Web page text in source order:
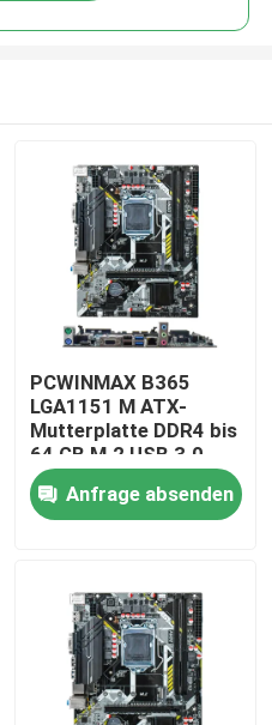
PCWINMAX B365
LGA1151 M ATX-
Mutterplatte DDR4 bis
64 GB M.2 USB 3.0
Unterstützung 8. 9.
Generation
Prozessoren OEM
Anfrage absenden